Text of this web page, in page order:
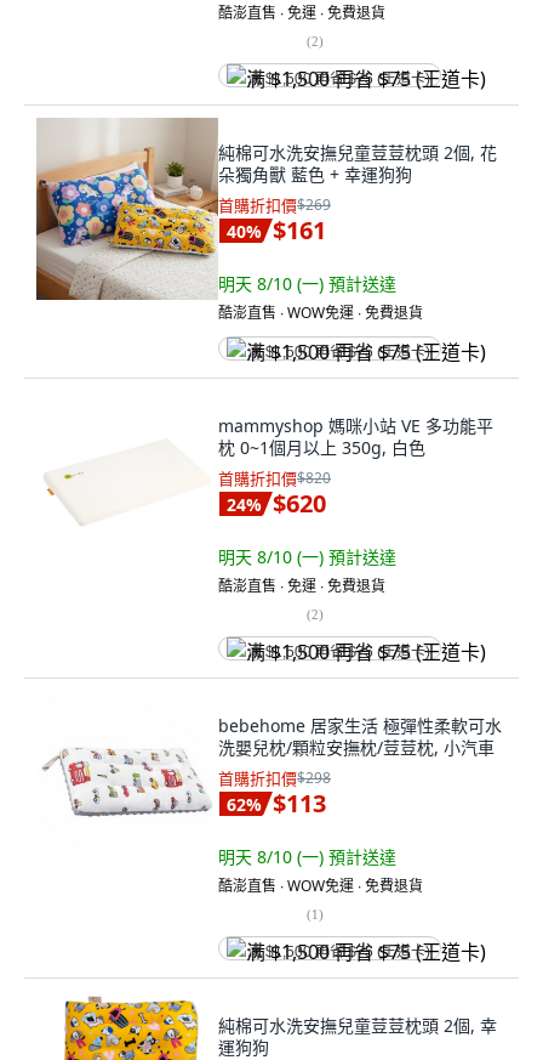
酷澎直售 ∙ 免運 ∙ 免費退貨
(2)
满 $1,500 再省 $75 (王道卡)
純棉可水洗安撫兒童荳荳枕頭 2個, 花
朵獨角獸 藍色 + 幸運狗狗
首購折扣價$269
40% $161
明天 8/10 (一) 預計送達
酷澎直售 ∙ WOW免運 ∙ 免費退貨
满 $1,500 再省 $75 (王道卡)
mammyshop 媽咪小站 VE 多功能平
枕 0~1個月以上 350g, 白色
首購折扣價$820
24% $620
明天 8/10 (一) 預計送達
酷澎直售 ∙ 免運 ∙ 免費退貨
(2)
满 $1,500 再省 $75 (王道卡)
bebehome 居家生活 極彈性柔軟可水
洗嬰兒枕/顆粒安撫枕/荳荳枕, 小汽車
首購折扣價$298
62% $113
明天 8/10 (一) 預計送達
酷澎直售 ∙ WOW免運 ∙ 免費退貨
(1)
满 $1,500 再省 $75 (王道卡)
純棉可水洗安撫兒童荳荳枕頭 2個, 幸
運狗狗